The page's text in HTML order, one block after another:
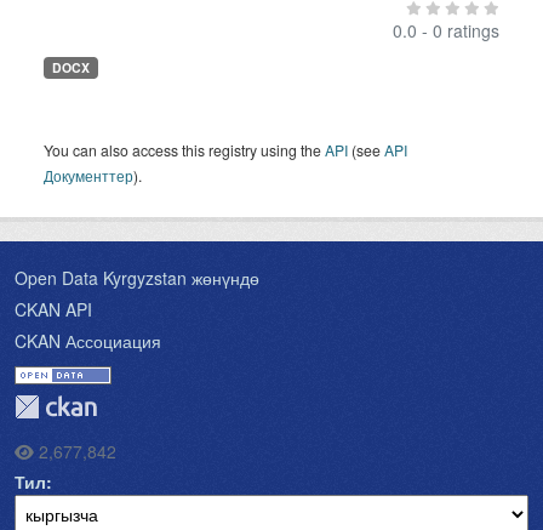
0.0 - 0 ratings
DOCX
You can also access this registry using theAPI (seeAPI
Документтер).
Open Data Kyrgyzstan жөнүндө
CKAN API
CKAN Ассоциация
2,677,842
Тил